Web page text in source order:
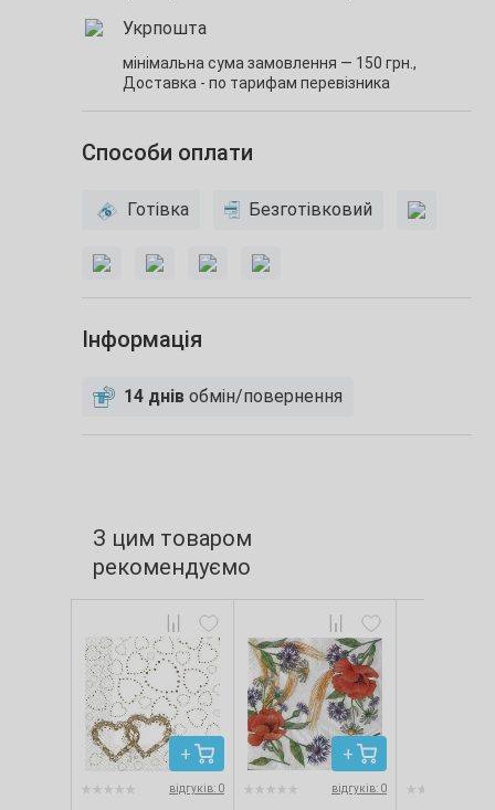
Укрпошта
мінімальна сума замовлення — 150 грн.,
Доставка - по тарифам перевізника
Способи оплати
Готівка Безготівковий
Інформація
14 днів обмін/повернення
З цим товаром
рекомендуємо
відгуків: 0 відгуків: 0